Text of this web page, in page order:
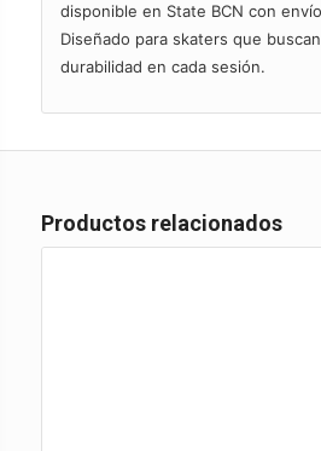
disponible en State BCN con
Diseñado para skaters que
durabilidad en cada sesión.
Productos relacionados